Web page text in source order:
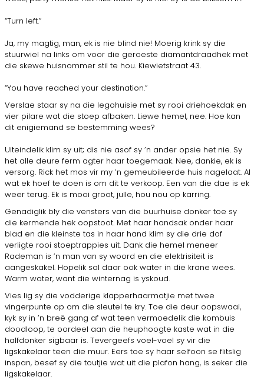
“Turn left.”
Ja, my magtig, man, ek is nie blind nie! Moerig krink sy die
stuurwiel na links om voor die geroeste diamantdraadhek met
die skewe huisnommer stil te hou. Kiewietstraat 43.
“You have reached your destination.”
Verslae staar sy na die legohuisie met sy rooi driehoekdak en
vier pilare wat die stoep afbaken. Liewe hemel, nee. Hoe kan
dit enigiemand se bestemming wees?
Uiteindelik klim sy uit; dis nie asof sy ’n ander opsie het nie. Sy
het alle deure ferm agter haar toegemaak. Nee, dankie, ek is
versorg. Rick het mos vir my ’n gemeubileerde huis nagelaat. Al
wat ek hoef te doen is om dit te verkoop. Een van die dae is ek
weer terug. Ek is mooi groot, julle, hou nou op karring.
Genadiglik bly die vensters van die buurhuise donker toe sy
die kermende hek oopstoot. Met haar handsak onder haar
blad en die kleinste tas in haar hand klim sy die drie dof
verligte rooi stoeptrappies uit. Dank die hemel meneer
Rademan is ’n man van sy woord en die elektrisiteit is
aangeskakel. Hopelik sal daar ook water in die krane wees.
Warm water, want die winternag is yskoud.
Vies lig sy die vodderige klapperhaarmatjie met twee
vingerpunte op om die sleutel te kry. Toe die deur oopswaai,
kyk sy in ’n breë gang af wat teen vermoedelik die kombuis
doodloop, te oordeel aan die heuphoogte kaste wat in die
halfdonker sigbaar is. Tevergeefs voel-voel sy vir die
ligskakelaar teen die muur. Eers toe sy haar selfoon se flitslig
inspan, besef sy die toutjie wat uit die plafon hang, is seker die
ligskakelaar.